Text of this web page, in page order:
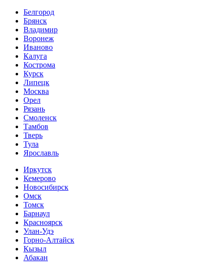
Белгород
Брянск
Владимир
Воронеж
Иваново
Калуга
Кострома
Курск
Липецк
Москва
Орел
Рязань
Смоленск
Тамбов
Тверь
Тула
Ярославль
Иркутск
Кемерово
Новосибирск
Омск
Томск
Барнаул
Красноярск
Улан-Удэ
Горно-Алтайск
Кызыл
Абакан